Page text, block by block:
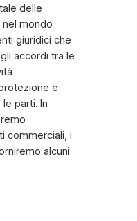
delle
mondo
giuridici che
accordi tra le
e
parti. In
commerciali, i
alcuni